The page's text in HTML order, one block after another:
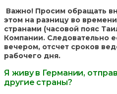
Важно! Просим обращать
этом на разницу во
странами (часовой пояс
Компании. Следовательно
вечером, отсчет сроков
рабочего дня.
Я живу в Германии,
другие страны?